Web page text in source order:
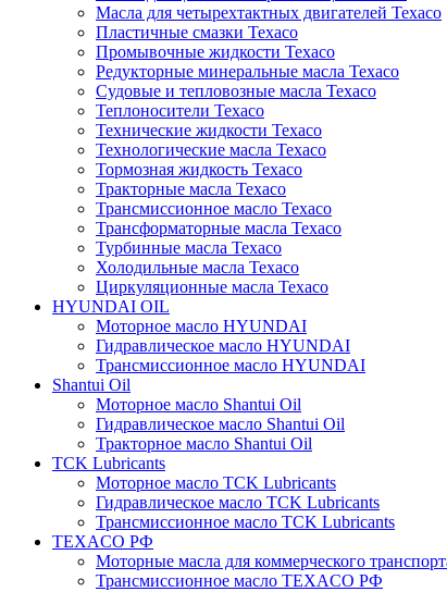
Масла для четырехтактных двигателей Texaco
Пластичные смазки Texaco
Промывочные жидкости Texaco
Редукторные минеральные масла Texaco
Судовые и тепловозные масла Texaco
Теплоносители Texaco
Технические жидкости Texaco
Технологические масла Texaco
Тормозная жидкость Texaco
Тракторные масла Texaco
Трансмиссионное масло Texaco
Трансформаторные масла Texaco
Турбинные масла Texaco
Холодильные масла Texaco
Циркуляционные масла Texaco
HYUNDAI OIL
Моторное масло HYUNDAI
Гидравлическое масло HYUNDAI
Трансмиссионное масло HYUNDAI
Shantui Oil
Моторное масло Shantui Oil
Гидравлическое масло Shantui Oil
Тракторное масло Shantui Oil
TCK Lubricants
Моторное масло TCK Lubricants
Гидравлическое масло TCK Lubricants
Трансмиссионное масло TCK Lubricants
TEXACO РФ
Моторные масла для коммерческого
Трансмиссионное масло TEXACO РФ